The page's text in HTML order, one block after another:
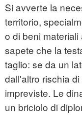
Si avverte la
territorio,
o di beni
sapete che la
taglio: se da un
dall'altro rischia
impreviste. Le
un briciolo di